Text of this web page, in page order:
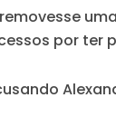
por ter